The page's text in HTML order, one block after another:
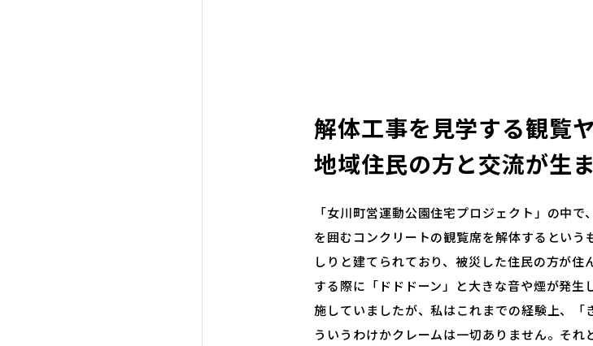
解体工事を見学する観覧
地域住民の方と交流が生ま
「女川町営運動公園住宅プロジェクト」の中
を囲むコンクリートの観覧席を解体するとい
しりと建てられており、被災した住民の方が
する際に「ドドドーン」と大きな音や煙が発
施していましたが、私はこれまでの経験上、
ういうわけかクレームは一切ありません。そ